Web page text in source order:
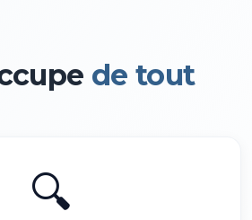
de tout
🔍